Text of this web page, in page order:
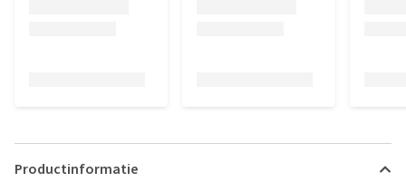
Productinformatie